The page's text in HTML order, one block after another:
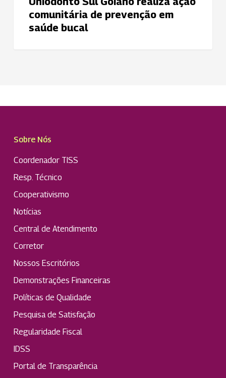
comunitária de prevenção em
saúde bucal
Sobre Nós
Coordenador TISS
Resp. Técnico
Cooperativismo
Notícias
Central de Atendimento
Corretor
Nossos Escritórios
Demonstrações Financeiras
Políticas de Qualidade
Pesquisa de Satisfação
Regularidade Fiscal
IDSS
Portal de Transparência